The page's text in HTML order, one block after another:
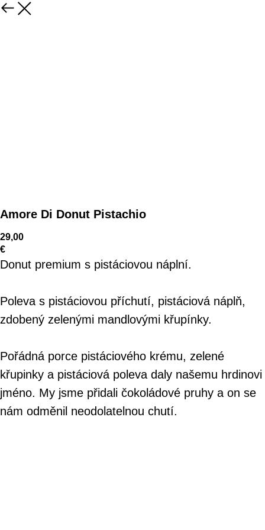
Amore Di Donut Pistachio
29,00
€
Donut premium s pistáciovou náplní.
Poleva s pistáciovou příchutí, pistáciová náplň,
zdobený zelenými mandlovými křupínky.
Pořádná porce pistáciového krému, zelené
křupinky a pistáciová poleva daly našemu hrdinovi
jméno. My jsme přidali čokoládové pruhy a on se
nám odměnil neodolatelnou chutí.